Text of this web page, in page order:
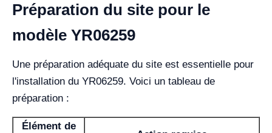
Préparation du site pour le
modèle YR06259
Une préparation adéquate du site est essentielle pour
l'installation du YR06259. Voici un tableau de
préparation :
Élément de